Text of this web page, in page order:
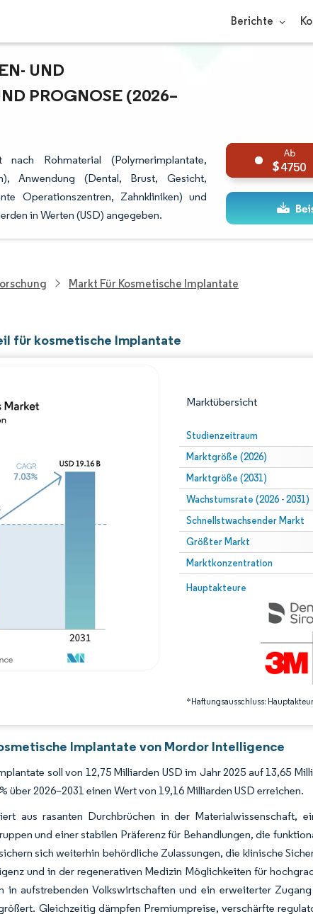
Berichte
UND M
PROGNOSE (2026–2
Rohmaterial (Polymerimplantate,
Anwendung (Dental, Brust, Gesicht,
Operationszentren, Zahnkliniken) und
in Werten (USD) angegeben.
4750
Markt Für Kosmetische Implantate
für kosmetische Implantate
Marktübersicht
Studienzeitraum
Marktgröße (2026)
Marktgröße (2031)
Wachstumsrate (2026 - 2031)
Schnellstwachsender Markt
Größter Markt
Marktkonzentration
Hauptakteure
*Haftungsausschluss:
Bild © Mordor Intelligence.
Bild © Mordor Intelligence. Wiederverwendung erfordert Namensnennung gemäß
Implantate von Mordor Intelligence
soll von 12,75 Milliarden USD im Jahr 2025 auf 13,65
über 2026–2031 einen Wert von 19,16 Milliarden USD erreichen.
aus rasanten Durchbrüchen in der Materialwissenschaft,
und einer stabilen Präferenz für Behandlungen, die
sich weiterhin behördliche Zulassungen, die klinische
und in der regenerativen Medizin Möglichkeiten für
in aufstrebenden Volkswirtschaften und ein erweiterter
Gleichzeitig dämpfen Premiumpreise, verschärfte